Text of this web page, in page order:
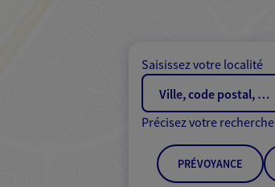
Saisissez votre localité
Précisez votre recherche
PRÉVOYANCE